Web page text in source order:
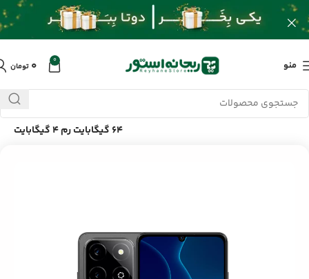
منو 0 ۰ تومان
خانه/محصولات/گوشی/
گوشی موبایل TCH مدل One Lite ظرفیت
64 گیگابایت رم 4 گیگابایت